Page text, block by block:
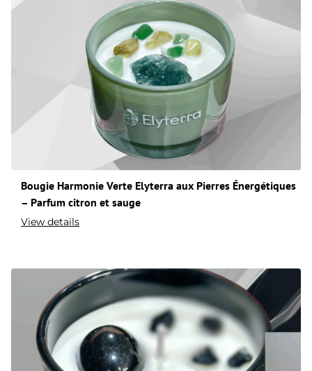
Bougie Harmonie Verte Elyterra aux Pierres Énergétiques
– Parfum citron et sauge
View details